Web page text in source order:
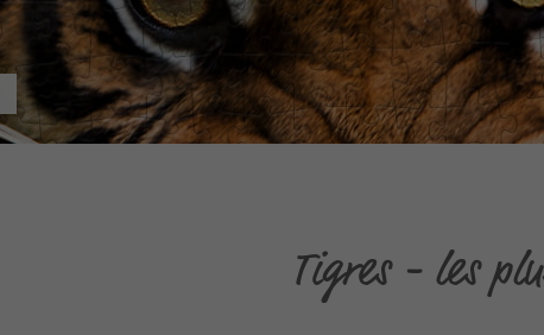
Tigres - les